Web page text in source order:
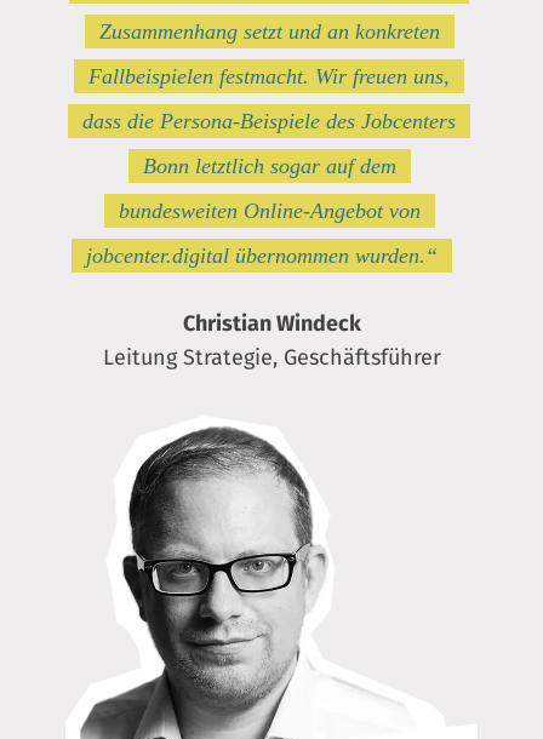
Zusammenhang setzt und an konkreten
Fallbeispielen festmacht. Wir freuen uns,
dass die Persona-Beispiele des Jobcenters
Bonn letztlich sogar auf dem
bundesweiten Online-Angebot von
jobcenter.digital übernommen wurden.“
Christian Windeck
Leitung Strategie, Geschäftsführer